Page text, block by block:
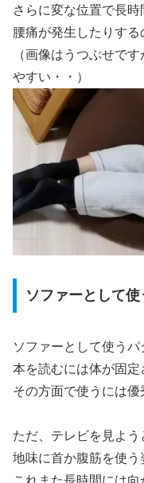
さらに変な位置で長時
腰痛が発生したりする
（画像はうつぶせで
やすい・・）
ソファーとして
ソファーとして使うパ
本を読むには体が固定
その方面で使うには優
ただ、テレビを見よう
地味に首か腹筋を使う